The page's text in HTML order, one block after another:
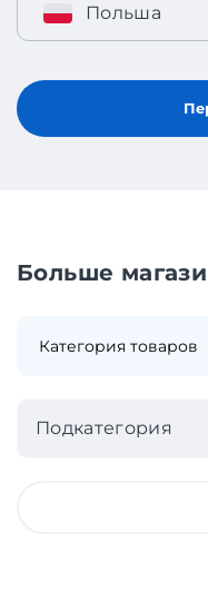
Польша
Больше
Подкатегория